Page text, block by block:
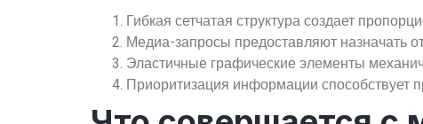
Гибкая сетчатая структура создает
Медиа-запросы предоставляют назначать
Эластичные графические элементы
Приоритизация информации способствует